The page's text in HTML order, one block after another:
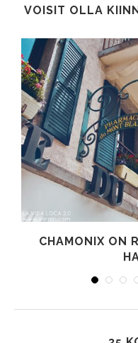
VOISIT OLLA
CHAMONIX ON